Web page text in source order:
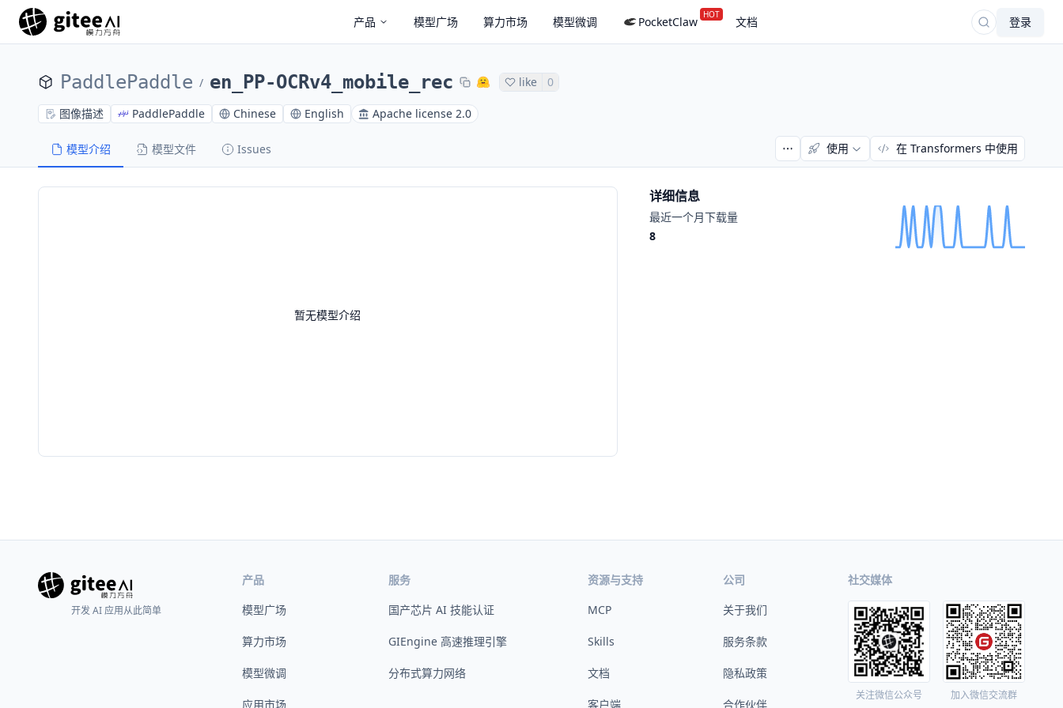
产品 模型广场 算力市场 模型微调 PocketClaw HOT 文档 登录
PaddlePaddle / en_PP-OCRv4_mobile_rec like 0
图像描述 PaddlePaddle Chinese English Apache license 2.0
模型介绍 模型文件 Issues 使用 在 Transformers 中使用
暂无模型介绍
详细信息
最近一个月下载量
8
开发 AI 应用从此简单
产品
模型广场
算力市场
模型微调
应用市场
服务
国产芯片 AI 技能认证
GIEngine 高速推理引擎
分布式算力网络
资源与支持
MCP
Skills
文档
客户端
公司
关于我们
服务条款
隐私政策
合作伙伴
社交媒体
关注微信公众号 加入微信交流群